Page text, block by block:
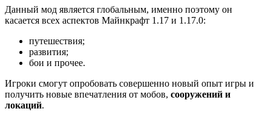
Данный мод является глобальным, именно поэтому он
касается всех аспектов Майнкрафт 1.17 и 1.17.0:
путешествия;
развития;
бои и прочее.
Игроки смогут опробовать совершенно новый опыт игры и
получить новые впечатления от мобов, сооружений и
локаций.